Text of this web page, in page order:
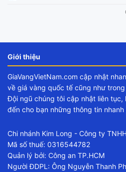
Giới thiệu
GiaVangVietNam.com cập nhật
về giá vàng quốc tế cũng như
Đội ngũ chúng tôi cập nhật liên
đến cho bạn những thông tin
Chi nhánh Kim Long - Công ty
Mã số thuế: 0316544782
Quản lý bởi: Công an TP.HCM
Người ĐDPL: Ông Nguyễn Thanh